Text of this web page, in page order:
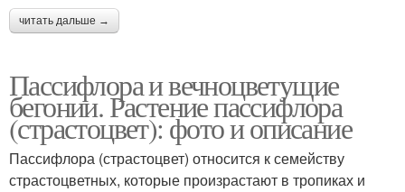
читать дальше →
Пассифлора и вечноцветущие
бегонии. Растение пассифлора
(страстоцвет): фото и описание
Пассифлора (страстоцвет) относится к семейству
страстоцветных, которые произрастают в тропиках и